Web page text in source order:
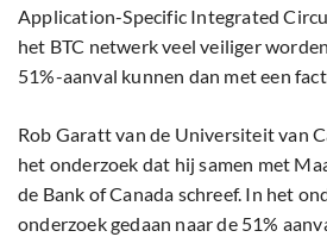
Application-Specific Integrated
het BTC netwerk veel veiliger
51%-aanval kunnen dan met een
Rob Garatt van de Universiteit van
het onderzoek dat hij samen met
de Bank of Canada schreef. In het
onderzoek gedaan naar de 51%